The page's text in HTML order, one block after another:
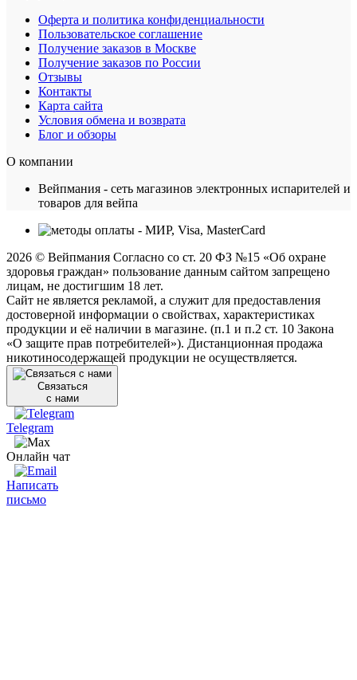
Оферта и политика конфиденциальности
Пользовательское соглашение
Получение заказов в Москве
Получение заказов по России
Отзывы
Контакты
Карта сайта
Условия обмена и возврата
Блог и обзоры
О компании
Вейпмания - сеть магазинов электронных испарителей и
товаров для вейпа
2026 © Вейпмания Согласно со ст. 20 ФЗ №15 «Об охране
здоровья граждан» пользование данным сайтом запрещено
лицам, не достигшим 18 лет.
Сайт не является рекламой, а служит для предоставления
достоверной информации о свойствах, характеристиках
продукции и её наличии в магазине. (п.1 и п.2 ст. 10 Закона
«О защите прав потребителей»). Дистанционная продажа
никотиносодержащей продукции не осуществляется.
Связаться
с нами
Telegram
Онлайн чат
Написать
письмо